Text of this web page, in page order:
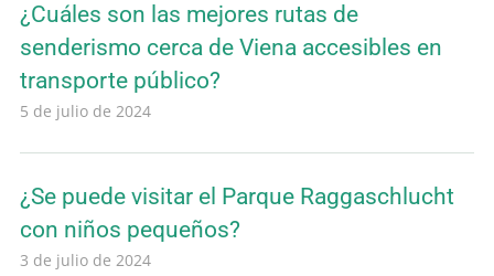
¿Cuáles son las mejores rutas de
senderismo cerca de Viena accesibles en
transporte público?
5 de julio de 2024
¿Se puede visitar el Parque Raggaschlucht
con niños pequeños?
3 de julio de 2024